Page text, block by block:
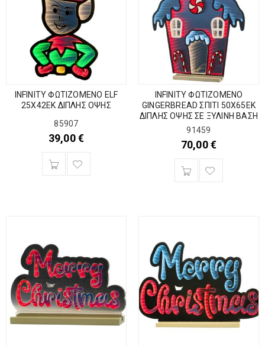
INFINITY ΦΩΤΙΖΟΜΕΝΟ ELF
25Χ42ΕΚ ΔΙΠΛΗΣ ΟΨΗΣ
85907
39,00€
INFINITY ΦΩΤΙΖΟΜΕΝΟ
GINGERBREAD ΣΠΙΤΙ 50Χ65ΕΚ
ΔΙΠΛΗΣ ΟΨΗΣ ΣΕ ΞΥΛΙΝΗ ΒΑΣΗ
91459
70,00€